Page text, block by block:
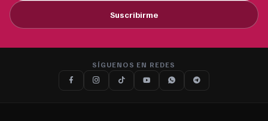
Suscribirme
SÍGUENOS EN REDES